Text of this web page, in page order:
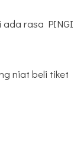
ada rasa
niat beli tiket